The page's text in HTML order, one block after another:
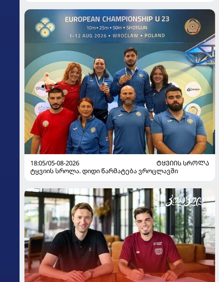
18:05/05-08-2026
ᲢᲧᲕᲘᲘᲡ ᲡᲠᲝᲚᲐ
ტყვიის სროლა. დიდი წარმატება ვროცლავში